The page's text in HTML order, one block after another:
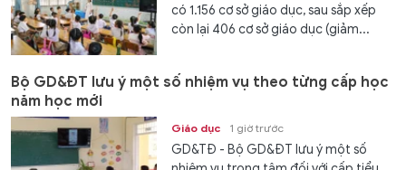
có 1.156 cơ sở giáo dục, sau sắp xếp
còn lại 406 cơ sở giáo dục (giảm...
Bộ GD&ĐT lưu ý một số nhiệm vụ theo từng cấp học
năm học mới
Giáo dục 1 giờ trước
GD&TĐ - Bộ GD&ĐT lưu ý một số